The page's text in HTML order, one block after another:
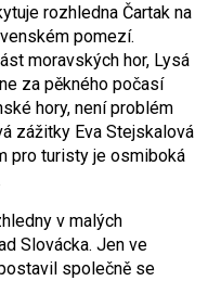
rozhledna Čartak na
pomezí.
moravských hor, Lysá
za pěkného počasí
hory, není problém
zážitky Eva Stejskalová
pro turisty je osmiboká
v malých
Slovácka. Jen ve
společně se